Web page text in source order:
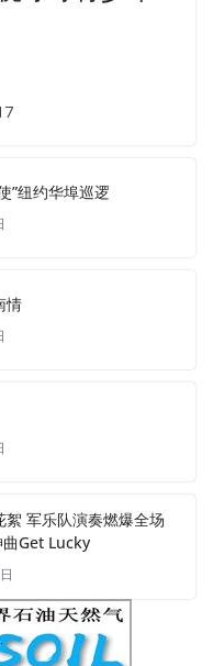
”纽约华埠巡逻
情
絮 军乐队演奏燃爆全场
Get Lucky